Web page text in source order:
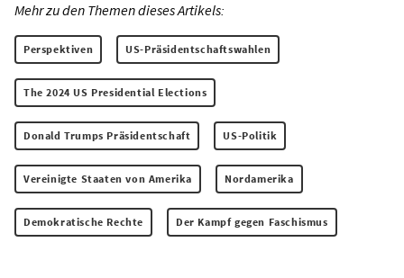
Mehr zu den Themen dieses Artikels:
Perspektiven US-Präsidentschaftswahlen
The 2024 US Presidential Elections
Donald Trumps Präsidentschaft US-Politik
Vereinigte Staaten von Amerika Nordamerika
Demokratische Rechte Der Kampf gegen Faschismus